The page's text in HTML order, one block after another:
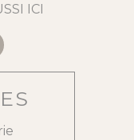
ICI